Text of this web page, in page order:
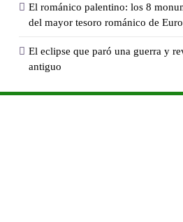
El románico palentino: los 8
del mayor tesoro románico de
El eclipse que paró una guerra y
antiguo